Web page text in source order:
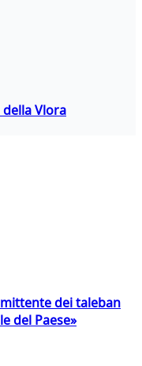
Vlora
dei taleban
del Paese»